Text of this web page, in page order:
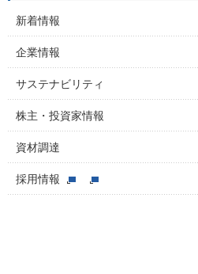
新着情報
企業情報
サステナビリティ
株主・投資家情報
資材調達
採用情報